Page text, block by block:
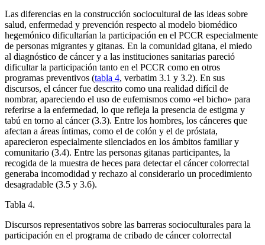
Las diferencias en la construcción sociocultural de las ideas sobre
salud, enfermedad y prevención respecto al modelo biomédico
hegemónico dificultarían la participación en el PCCR especialmente
de personas migrantes y gitanas. En la comunidad gitana, el miedo
al diagnóstico de cáncer y a las instituciones sanitarias pareció
dificultar la participación tanto en el PCCR como en otros
programas preventivos (tabla 4, verbatim 3.1 y 3.2). En sus
discursos, el cáncer fue descrito como una realidad difícil de
nombrar, apareciendo el uso de eufemismos como «el bicho» para
referirse a la enfermedad, lo que refleja la presencia de estigma y
tabú en torno al cáncer (3.3). Entre los hombres, los cánceres que
afectan a áreas íntimas, como el de colón y el de próstata,
aparecieron especialmente silenciados en los ámbitos familiar y
comunitario (3.4). Entre las personas gitanas participantes, la
recogida de la muestra de heces para detectar el cáncer colorrectal
generaba incomodidad y rechazo al considerarlo un procedimiento
desagradable (3.5 y 3.6).
Tabla 4.
Discursos representativos sobre las barreras socioculturales para la
participación en el programa de cribado de cáncer colorrectal